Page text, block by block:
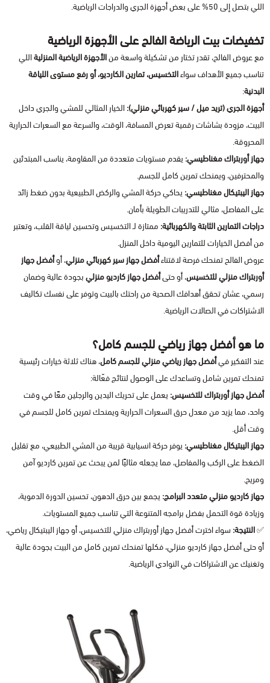
اللي بتصل إلى 50% على بعض أجهزة الجري والدراجات الرياضية.
تخفيضات بيت الرياضة الفالح على الأجهزة الرياضية
مع عروض الفالح، تقدر تختار من تشكيلة واسعة منالأجهزة الرياضية المنزليةاللي
تناسب جميع الأهداف سواءالتخسيس، تمارين الكارديو، أو رفع مستوى اللياقة
البدنية:
أجهزة الجري (تريد ميل / سير كهربائي منزلي):الخيار المثالي للمشي والجري داخل
البيت، مزودة بشاشات رقمية تعرض المسافة، الوقت، والسرعة مع السعرات الحرارية
المحروقة.
جهاز أوربتراك مغناطيسي:يقدم مستويات متعددة من المقاومة، يناسب المبتدئين
والمحترفين، ويمنحك تمرين كامل للجسم.
جهاز اليبتيكال مغناطيسي:يحاكي حركة المشي والركض الطبيعية بدون ضغط زائد
على المفاصل، مثالي للتدريبات الطويلة بأمان.
دراجات التمارين الثابتة والكهربائية:ممتازة لـ التخسيس وتحسين لياقة القلب، وتعتبر
من أفضل الخيارات للتمارين اليومية داخل المنزل.
عروض الفالح تمنحك فرصة لاقتناءأفضل جهاز سير كهربائي منزلي، أوأفضل جهاز
أوربتراك منزلي للتخسيس، أو حتىأفضل جهاز كارديو منزليبجودة عالية وضمان
رسمي، عشان تحقق أهدافك الصحية من راحتك بالبيت وتوفر على نفسك تكاليف
الاشتراكات في الصالات الرياضية.
ما هو أفضل جهاز رياضي للجسم كامل؟
عند التفكير فيأفضل جهاز رياضي منزلي للجسم كامل، هناك ثلاثة خيارات رئيسية
تمنحك تمرين شامل وتساعدك على الوصول لنتائج فعّالة:
أفضل جهاز أوربتراك للتخسيس:يعمل على تحريك اليدين والرجلين معًا في وقت
واحد، مما يزيد من معدل حرق السعرات الحرارية ويمنحك تمرين كامل للجسم في
وقت أقل.
جهاز اليبتيكال مغناطيسي:يوفر حركة انسيابية قريبة من المشي الطبيعي، مع تقليل
الضغط على الركب والمفاصل، مما يجعله مثاليًا لمن يبحث عن تمرين كارديو آمن
ومريح.
جهاز كارديو منزلي متعدد البرامج:يجمع بين حرق الدهون، تحسين الدورة الدموية،
وزيادة قوة التحمل بفضل برامجه المتنوعة التي تناسب جميع المستويات.
✅النتيجة:سواء اخترت أفضل جهاز أوربتراك منزلي للتخسيس، أو جهاز اليبتيكال رياضي،
أو حتى أفضل جهاز كارديو منزلي، فكلها تمنحك تمرين كامل من البيت بجودة عالية
وتغنيك عن الاشتراكات في النوادي الرياضية.